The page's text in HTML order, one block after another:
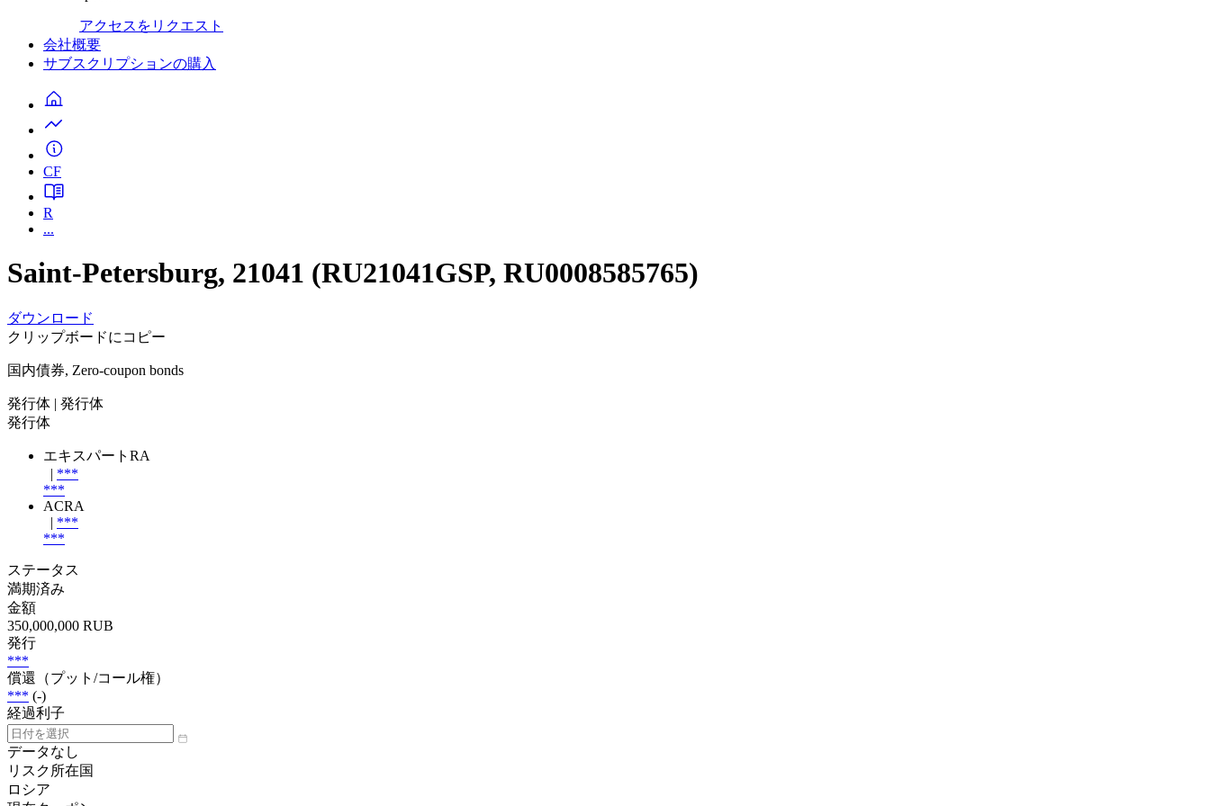
アクセスをリクエスト
会社概要
サブスクリプションの購入
CF
R
...
Saint-Petersburg, 21041 (RU21041GSP, RU0008585765)
ダウンロード
クリップボードにコピー
国内債券, Zero-coupon bonds
発行体 | 発行体
発行体
エキスパートRA
| ***
***
ACRA
| ***
***
ステータス
満期済み
金額
350,000,000 RUB
発行
***
償還（プット/コール権）
*** (-)
経過利子
データなし
リスク所在国
ロシア